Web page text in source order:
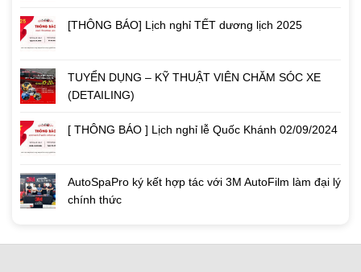
[THÔNG BÁO] Lịch nghỉ TẾT dương lịch 2025
TUYỂN DỤNG – KỸ THUẬT VIÊN CHĂM SÓC XE
(DETAILING)
[ THÔNG BÁO ] Lịch nghỉ lễ Quốc Khánh 02/09/2024
AutoSpaPro ký kết hợp tác với 3M AutoFilm làm đại lý
chính thức